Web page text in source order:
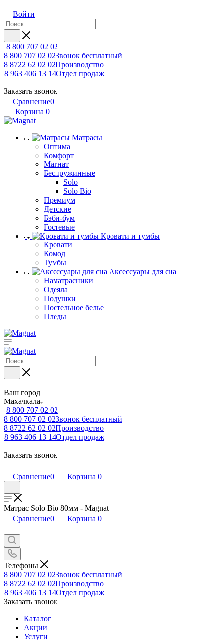
Войти
8 800 707 02 02
8 800 707 02 02Звонок бесплатный
8 8722 62 02 02Производство
8 963 406 13 14Отдел продаж
Заказать звонок
Сравнение0
Корзина 0
Матрасы
Оптима
Комфорт
Магнат
Беспружинные
Solo
Solo Bio
Премиум
Детские
Бэби-бум
Гостевые
Кровати и тумбы
Кровати
Комод
Тумбы
Аксессуары для сна
Наматрасники
Одеяла
Подушки
Постельное белье
Пледы
Ваш город
Махачкала
8 800 707 02 02
8 800 707 02 02Звонок бесплатный
8 8722 62 02 02Производство
8 963 406 13 14Отдел продаж
Заказать звонок
Сравнение0 Корзина 0
Матрас Solo Bio 80мм - Magnat
Сравнение0 Корзина 0
Телефоны
8 800 707 02 02Звонок бесплатный
8 8722 62 02 02Производство
8 963 406 13 14Отдел продаж
Заказать звонок
Каталог
Акции
Услуги